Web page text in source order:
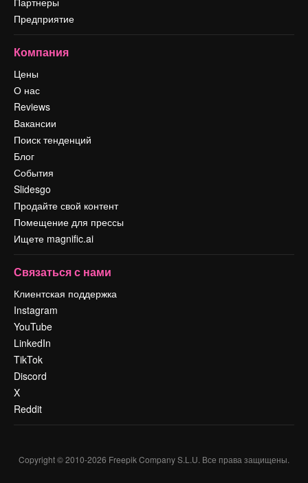
Предприятие
Компания
Цены
О нас
Reviews
Вакансии
Поиск тенденций
Блог
События
Slidesgo
Продайте свой контент
Помещение для прессы
Ищете magnific.ai
Связаться с нами
Клиентская поддержка
Instagram
YouTube
LinkedIn
TikTok
Discord
X
Reddit
Copyright © 2010-2026 Freepik Company S.L.U. Все права защищены.